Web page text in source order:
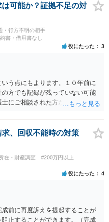
可能ですので、ご指摘のような請
うわけではありません。そのよ
可能か？証拠不足の対
・行方不明の相手
書・借用書なし
役にたった 3
う点にもよります。１０年前に
方でも記録が残っていない可能
にご相談された方が良いかと思
、回収不能時の対策
在・財産調査
#200万円以上
役にたった 4
前に再度訴えを提起することが
止することができます。（完成